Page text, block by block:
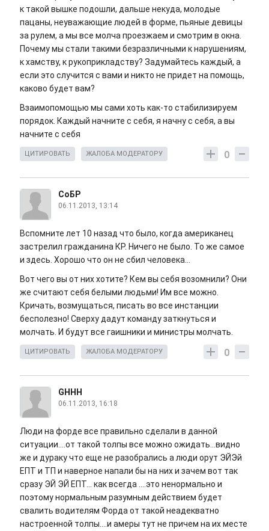
к такой вышке подошли, дальше некуда, молодые
пацаны, неуважающие людей в форме, пьяные девицы
за рулем, а мы все молча проезжаем и смотрим в окна.
Почему мы стали такими безразличными к нарушениям,
к хамству, к рукоприкладству? Задумайтесь каждый, а
если это случится с вами и никто не придет на помощь,
каково будет вам?
Взаимопомощью мы сами хоть как-то стабилизируем
порядок. Каждый начните с себя, я начну с себя, а вы
начните с себя
0
ЦИТИРОВАТЬ ЖАЛОБА МОДЕРАТОРУ
СоБР
06.11.2013, 13:14
Вспомните лет 10 назад что было, когда американец
застрелил гражданина КР. Ничего не было. То же самое
и здесь. Хорошо что он не сбил человека...
Вот чего вы от них хотите? Кем вы себя возомнили? Они
же считают себя белыми людьми! Им все можно.
Кричать, возмущаться, писать во все инстанции
бесполезно! Сверху дадут команду заткнуться и
молчать. И будут все гаишники и министры молчать.
0
ЦИТИРОВАТЬ ЖАЛОБА МОДЕРАТОРУ
GHHH
06.11.2013, 16:18
Люди на форде все правильно сделали в данной
ситуации....от такой толпы все можно ожидать...видно
же и дураку что еще не разобрались а люди орут ЭЙЭй
ЕПТ и ТП и наверное напали бы на них и зачем вот так
сразу ЭЙ ЭЙ ЕПТ... как всегда ....это ненормально и
поэтому нормальным разумным действием будет
свалить водителям Форда от такой неадекватно
настроенной толпы....и амеры тут не причем на их месте